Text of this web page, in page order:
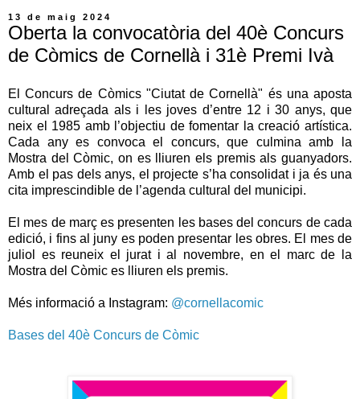
13 de maig 2024
Oberta la convocatòria del 40è Concurs
de Còmics de Cornellà i 31è Premi Ivà
El Concurs de Còmics "Ciutat de Cornellà" és una aposta
cultural adreçada als i les joves d’entre 12 i 30 anys, que
neix el 1985 amb l’objectiu de fomentar la creació artística.
Cada any es convoca el concurs, que culmina amb la
Mostra del Còmic, on es lliuren els premis als guanyadors.
Amb el pas dels anys, el projecte s’ha consolidat i ja és una
cita imprescindible de l’agenda cultural del municipi.
El mes de març es presenten les bases del concurs de cada
edició, i fins al juny es poden presentar les obres. El mes de
juliol es reuneix el jurat i al novembre, en el marc de la
Mostra del Còmic es lliuren els premis.
Més informació a Instagram: @cornellacomic
Bases del 40è Concurs de Còmic